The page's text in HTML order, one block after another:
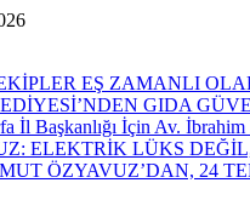
EŞ ZAMANLI
GIDA
İl Başkanlığı İçin Av.
ELEKTRİK LÜKS
ÖZYAVUZ’DAN, 24